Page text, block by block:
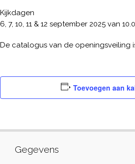
Kijkdagen
6, 7, 10, 11 & 12 september 2025 van
De catalogus van de openingsveiling
Toevoegen aan
Gegevens